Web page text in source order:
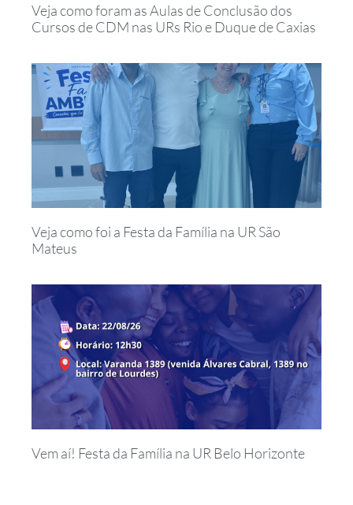
Veja como foram as Aulas de Conclusão dos
Cursos de CDM nas URs Rio e Duque de Caxias
Veja como foi a Festa da Família na UR São
Mateus
Vem aí! Festa da Família na UR Belo Horizonte